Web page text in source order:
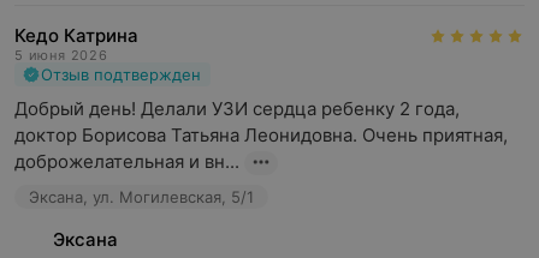
Кедо Катрина
5 июня 2026
Отзыв подтвержден
Добрый день! Делали УЗИ сердца ребенку 2 года,
доктор Борисова Татьяна Леонидовна. Очень приятная,
доброжелательная и вн...
Эксана, ул. Могилевская, 5/1
Эксана